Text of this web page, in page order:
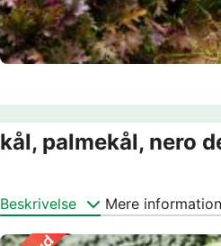
kål, palmekål, nero
Beskrivelse Mere information